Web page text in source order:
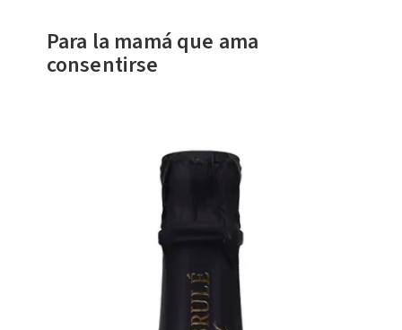
Para la mamá que ama
consentirse